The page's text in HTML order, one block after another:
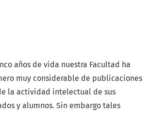
años de vida nuestra Facultad ha
muy considerable de publicaciones
la actividad intelectual de sus
y alumnos. Sin embargo tales